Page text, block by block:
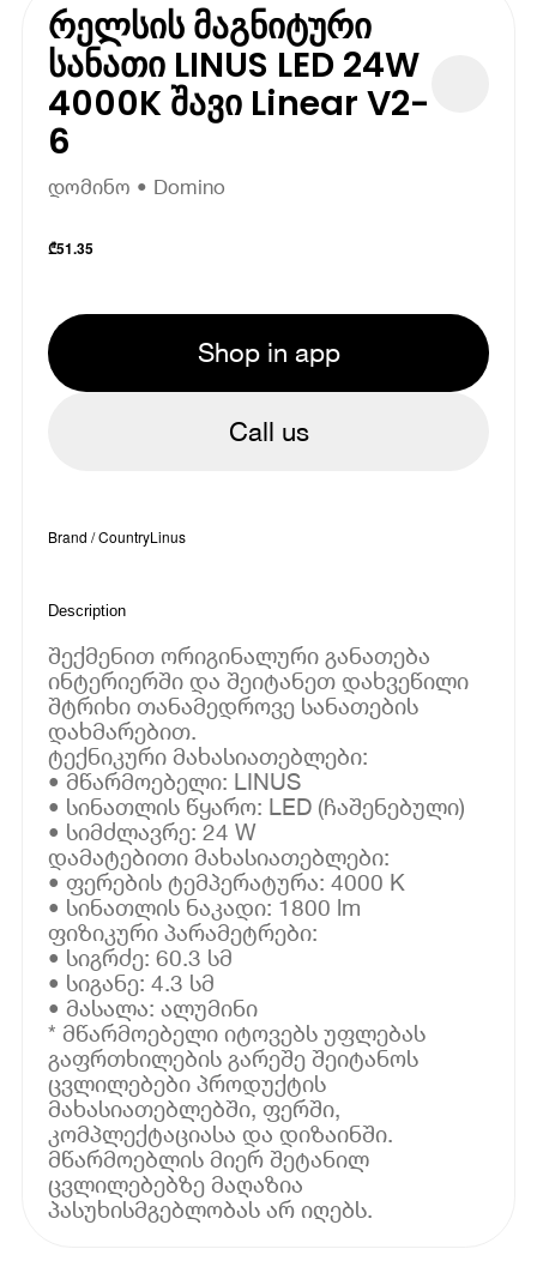
რელსის მაგნიტური
სანათი LINUS LED 24W
4000K შავი Linear V2-
6
დომინო • Domino
₾51.35
Shop in app
Call us
Brand / CountryLinus
Description
შექმენით ორიგინალური განათება
ინტერიერში და შეიტანეთ დახვეწილი
შტრიხი თანამედროვე სანათების
დახმარებით.
ტექნიკური მახასიათებლები:
• მწარმოებელი: LINUS
• სინათლის წყარო: LED (ჩაშენებული)
• სიმძლავრე: 24 W
დამატებითი მახასიათებლები:
• ფერების ტემპერატურა: 4000 K
• სინათლის ნაკადი: 1800 lm
ფიზიკური პარამეტრები:
• სიგრძე: 60.3 სმ
• სიგანე: 4.3 სმ
• მასალა: ალუმინი
* მწარმოებელი იტოვებს უფლებას
გაფრთხილების გარეშე შეიტანოს
ცვლილებები პროდუქტის
მახასიათებლებში, ფერში,
კომპლექტაციასა და დიზაინში.
მწარმოებლის მიერ შეტანილ
ცვლილებებზე მაღაზია
პასუხისმგებლობას არ იღებს.